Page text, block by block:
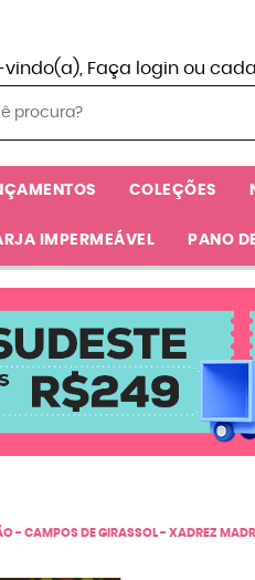
Faça login ou
COLEÇÕES
IMPERMEÁVEL PANO
- CAMPOS DE GIRASSOL - XADREZ